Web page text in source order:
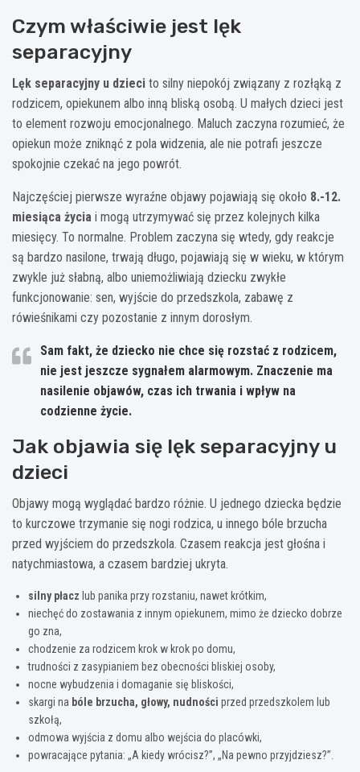
Czym właściwie jest lęk
separacyjny
Lęk separacyjny u dzieci to silny niepokój związany z rozłąką z
rodzicem, opiekunem albo inną bliską osobą. U małych dzieci jest
to element rozwoju emocjonalnego. Maluch zaczyna rozumieć, że
opiekun może zniknąć z pola widzenia, ale nie potrafi jeszcze
spokojnie czekać na jego powrót.
Najczęściej pierwsze wyraźne objawy pojawiają się około 8.-12.
miesiąca życia i mogą utrzymywać się przez kolejnych kilka
miesięcy. To normalne. Problem zaczyna się wtedy, gdy reakcje
są bardzo nasilone, trwają długo, pojawiają się w wieku, w którym
zwykle już słabną, albo uniemożliwiają dziecku zwykłe
funkcjonowanie: sen, wyjście do przedszkola, zabawę z
rówieśnikami czy pozostanie z innym dorosłym.
Sam fakt, że dziecko nie chce się rozstać z rodzicem,
nie jest jeszcze sygnałem alarmowym. Znaczenie ma
nasilenie objawów, czas ich trwania i wpływ na
codzienne życie.
Jak objawia się lęk separacyjny u
dzieci
Objawy mogą wyglądać bardzo różnie. U jednego dziecka będzie
to kurczowe trzymanie się nogi rodzica, u innego bóle brzucha
przed wyjściem do przedszkola. Czasem reakcja jest głośna i
natychmiastowa, a czasem bardziej ukryta.
silny płacz lub panika przy rozstaniu, nawet krótkim,
niechęć do zostawania z innym opiekunem, mimo że dziecko dobrze
go zna,
chodzenie za rodzicem krok w krok po domu,
trudności z zasypianiem bez obecności bliskiej osoby,
nocne wybudzenia i domaganie się bliskości,
skargi na bóle brzucha, głowy, nudności przed przedszkolem lub
szkołą,
odmowa wyjścia z domu albo wejścia do placówki,
powracające pytania: „A kiedy wrócisz?”, „Na pewno przyjdziesz?”.